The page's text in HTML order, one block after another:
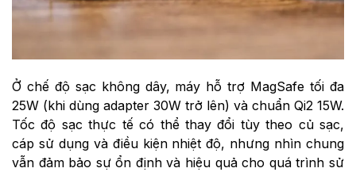
Ở chế độ sạc không dây, máy hỗ trợ MagSafe tối đa
25W (khi dùng adapter 30W trở lên) và chuẩn Qi2 15W.
Tốc độ sạc thực tế có thể thay đổi tùy theo củ sạc,
cáp sử dụng và điều kiện nhiệt độ, nhưng nhìn chung
vẫn đảm bảo sự ổn định và hiệu quả cho quá trình sử